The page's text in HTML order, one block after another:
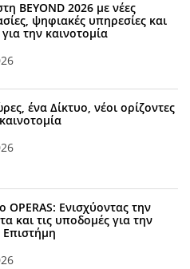
BEYOND 2026 με νέες
ψηφιακές υπηρεσίες και
την καινοτομία
ένα Δίκτυο, νέοι ορίζοντες
OPERAS: Ενισχύοντας την
και τις υποδομές για την
Επιστήμη